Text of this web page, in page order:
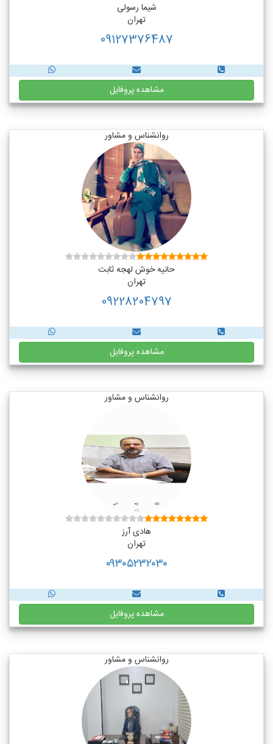
شیما رسولی
تهران
09127376487
مشاهده پروفایل
روانشناس و مشاور
حانیه خوش لهجه ثابت
تهران
09228204797
مشاهده پروفایل
روانشناس و مشاور
هادی آرز
تهران
۰۹۳۰۵۲۳۲۰۳۰
مشاهده پروفایل
روانشناس و مشاور